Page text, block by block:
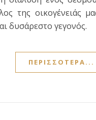
της οικογένειάς
δυσάρεστο γεγονός.
ΠΕΡΙΣΣΌΤΕΡΑ...